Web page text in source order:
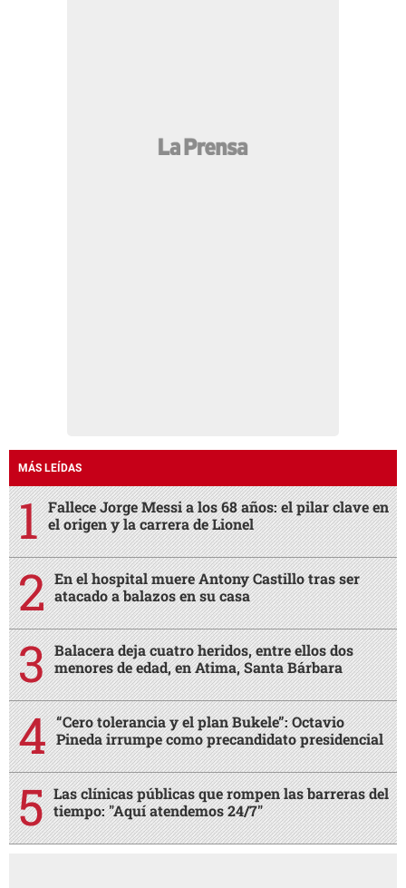
MÁS LEÍDAS
Fallece Jorge Messi a los 68 años: el pilar clave en
el origen y la carrera de Lionel
En el hospital muere Antony Castillo tras ser
atacado a balazos en su casa
Balacera deja cuatro heridos, entre ellos dos
menores de edad, en Atima, Santa Bárbara
“Cero tolerancia y el plan Bukele”: Octavio
Pineda irrumpe como precandidato presidencial
Las clínicas públicas que rompen las barreras del
tiempo: "Aquí atendemos 24/7"